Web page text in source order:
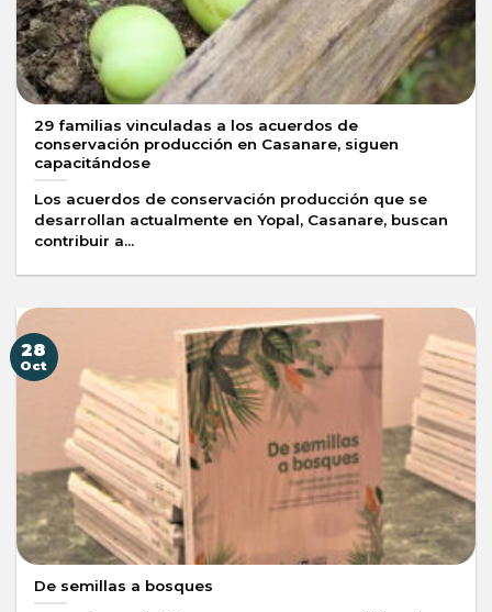
29 familias vinculadas a los acuerdos de
conservación producción en Casanare, siguen
capacitándose
Los acuerdos de conservación producción que se
desarrollan actualmente en Yopal, Casanare, buscan
contribuir a...
De semillas a bosques
28
Oct